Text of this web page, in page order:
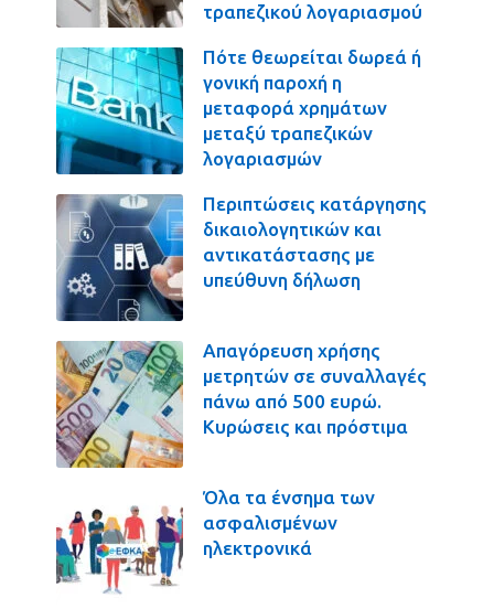
τραπεζικού λογαριασμού
Πότε θεωρείται δωρεά ή
γονική παροχή η
μεταφορά χρημάτων
μεταξύ τραπεζικών
λογαριασμών
Περιπτώσεις κατάργησης
δικαιολογητικών και
αντικατάστασης με
υπεύθυνη δήλωση
Απαγόρευση χρήσης
μετρητών σε συναλλαγές
πάνω από 500 ευρώ.
Κυρώσεις και πρόστιμα
Όλα τα ένσημα των
ασφαλισμένων
ηλεκτρονικά